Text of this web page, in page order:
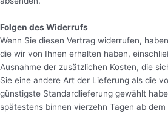
Folgen des Widerrufs
Wenn Sie diesen Vertrag widerrufen,
die wir von Ihnen erhalten haben,
Ausnahme der zusätzlichen Kosten, die
Sie eine andere Art der Lieferung als die
günstigste Standardlieferung gewählt
spätestens binnen vierzehn Tagen ab